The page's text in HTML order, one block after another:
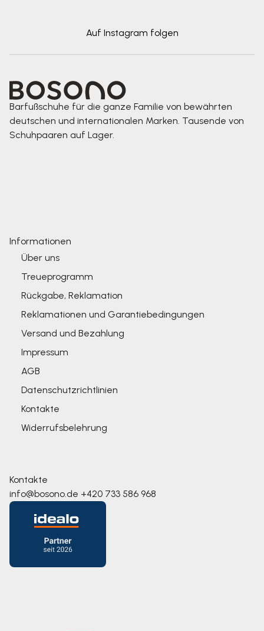
Auf Instagram folgen
Barfußschuhe für die ganze Familie von bewährten
deutschen und internationalen Marken. Tausende von
Schuhpaaren auf Lager.
Informationen
Über uns
Treueprogramm
Rückgabe, Reklamation
Reklamationen und Garantiebedingungen
Versand und Bezahlung
Impressum
AGB
Datenschutzrichtlinien
Kontakte
Widerrufsbelehrung
Kontakte
info@bosono.de +420 733 586 968